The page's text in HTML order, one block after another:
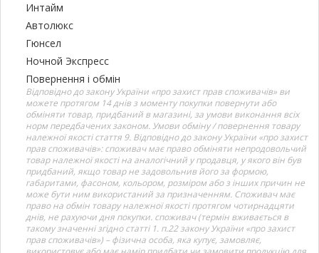
Интайм
Автолюкс
Гюнсел
Ночной Экспресс
Повернення і обмін
Відповідно до закону України «про захист прав споживачів» ви
можете протягом 14 днів з моменту покупки повернути або
обміняти товар, придбаний в магазині, за умови виконання всіх
норм передбачених законом. Умови обміну / повернення товару
належної якості стаття 9. Відповідно до закону України «про захист
прав споживачів»: споживач має право обміняти непродовольчий
товар належної якості на аналогічний у продавця, у якого він був
придбаний, якщо товар не задовольнив його за формою,
габаритами, фасоном, кольором, розміром або з інших причин не
може бути ним використаний за призначенням. Споживач має
право на обмін товару належної якості протягом чотирнадцяти
днів, не рахуючи дня покупки. споживач (термін вживається в
такому значенні згідно статті 1. п.22 закону України «про захист
прав споживачів») – фізична особа, яка купує, замовляє,